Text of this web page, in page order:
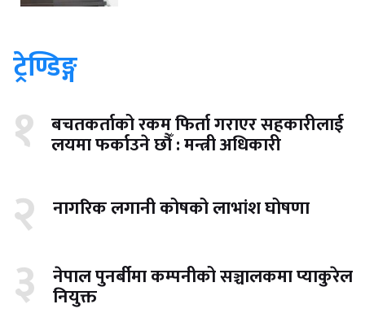
ट्रेण्डिङ्ग
१ बचतकर्ताको रकम फिर्ता गराएर सहकारीलाई
लयमा फर्काउने छौँ : मन्त्री अधिकारी
२ नागरिक लगानी कोषको लाभांश घोषणा
३ नेपाल पुनर्बीमा कम्पनीको सञ्चालकमा प्याकुरेल
नियुक्त